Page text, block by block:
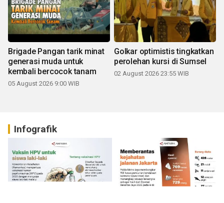
Brigade Pangan tarik minat
generasi muda untuk
kembali bercocok tanam
05 August 2026 9:00 WIB
Golkar optimistis tingkatkan
perolehan kursi di Sumsel
02 August 2026 23:55 WIB
Infografik